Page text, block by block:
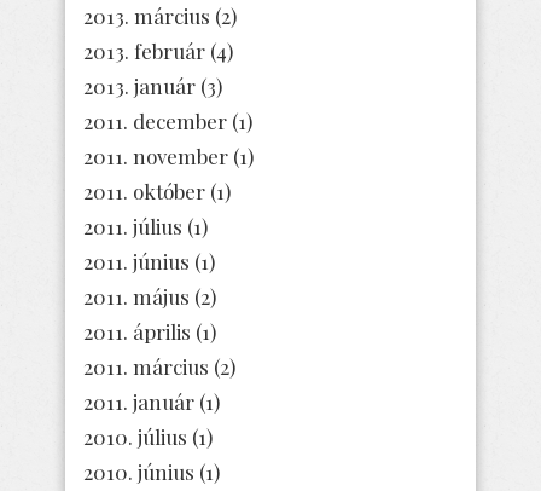
2013. március (2)
2013. február (4)
2013. január (3)
2011. december (1)
2011. november (1)
2011. október (1)
2011. július (1)
2011. június (1)
2011. május (2)
2011. április (1)
2011. március (2)
2011. január (1)
2010. július (1)
2010. június (1)